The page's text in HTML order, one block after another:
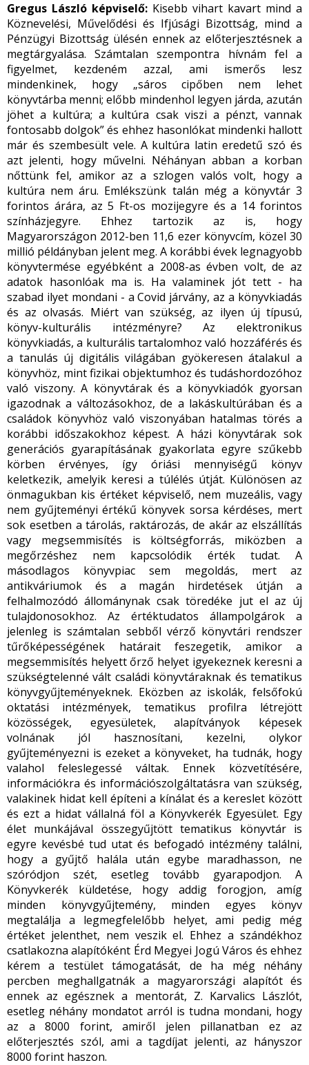
Gregus László képviselő: Kisebb vihart kavart mind a
Köznevelési, Művelődési és Ifjúsági Bizottság, mind a
Pénzügyi Bizottság ülésén ennek az előterjesztésnek a
megtárgyalása. Számtalan szempontra hívnám fel a
figyelmet, kezdeném azzal, ami ismerős lesz
mindenkinek, hogy „sáros cipőben nem lehet
könyvtárba menni; előbb mindenhol legyen járda, azután
jöhet a kultúra; a kultúra csak viszi a pénzt, vannak
fontosabb dolgok” és ehhez hasonlókat mindenki hallott
már és szembesült vele. A kultúra latin eredetű szó és
azt jelenti, hogy művelni. Néhányan abban a korban
nőttünk fel, amikor az a szlogen valós volt, hogy a
kultúra nem áru. Emlékszünk talán még a könyvtár 3
forintos árára, az 5 Ft-os mozijegyre és a 14 forintos
színházjegyre. Ehhez tartozik az is, hogy
Magyarországon 2012-ben 11,6 ezer könyvcím, közel 30
millió példányban jelent meg. A korábbi évek legnagyobb
könyvtermése egyébként a 2008-as évben volt, de az
adatok hasonlóak ma is. Ha valaminek jót tett - ha
szabad ilyet mondani - a Covid járvány, az a könyvkiadás
és az olvasás. Miért van szükség, az ilyen új típusú,
könyv-kulturális intézményre? Az elektronikus
könyvkiadás, a kulturális tartalomhoz való hozzáférés és
a tanulás új digitális világában gyökeresen átalakul a
könyvhöz, mint fizikai objektumhoz és tudáshordozóhoz
való viszony. A könyvtárak és a könyvkiadók gyorsan
igazodnak a változásokhoz, de a lakáskultúrában és a
családok könyvhöz való viszonyában hatalmas törés a
korábbi időszakokhoz képest. A házi könyvtárak sok
generációs gyarapításának gyakorlata egyre szűkebb
körben érvényes, így óriási mennyiségű könyv
keletkezik, amelyik keresi a túlélés útját. Különösen az
önmagukban kis értéket képviselő, nem muzeális, vagy
nem gyűjteményi értékű könyvek sorsa kérdéses, mert
sok esetben a tárolás, raktározás, de akár az elszállítás
vagy megsemmisítés is költségforrás, miközben a
megőrzéshez nem kapcsolódik érték tudat. A
másodlagos könyvpiac sem megoldás, mert az
antikváriumok és a magán hirdetések útján a
felhalmozódó állománynak csak töredéke jut el az új
tulajdonosokhoz. Az értéktudatos állampolgárok a
jelenleg is számtalan sebből vérző könyvtári rendszer
tűrőképességének határait feszegetik, amikor a
megsemmisítés helyett őrző helyet igyekeznek keresni a
szükségtelenné vált családi könyvtáraknak és tematikus
könyvgyűjteményeknek. Eközben az iskolák, felsőfokú
oktatási intézmények, tematikus profilra létrejött
közösségek, egyesületek, alapítványok képesek
volnának jól hasznosítani, kezelni, olykor
gyűjteményezni is ezeket a könyveket, ha tudnák, hogy
valahol feleslegessé váltak. Ennek közvetítésére,
információkra és információszolgáltatásra van szükség,
valakinek hidat kell építeni a kínálat és a kereslet között
és ezt a hidat vállalná föl a Könyvkerék Egyesület. Egy
élet munkájával összegyűjtött tematikus könyvtár is
egyre kevésbé tud utat és befogadó intézmény találni,
hogy a gyűjtő halála után egybe maradhasson, ne
szóródjon szét, esetleg tovább gyarapodjon. A
Könyvkerék küldetése, hogy addig forogjon, amíg
minden könyvgyűjtemény, minden egyes könyv
megtalálja a legmegfelelőbb helyet, ami pedig még
értéket jelenthet, nem veszik el. Ehhez a szándékhoz
csatlakozna alapítóként Érd Megyei Jogú Város és ehhez
kérem a testület támogatását, de ha még néhány
percben meghallgatnák a magyarországi alapítót és
ennek az egésznek a mentorát, Z. Karvalics Lászlót,
esetleg néhány mondatot arról is tudna mondani, hogy
az a 8000 forint, amiről jelen pillanatban ez az
előterjesztés szól, ami a tagdíjat jelenti, az hányszor
8000 forint haszon.